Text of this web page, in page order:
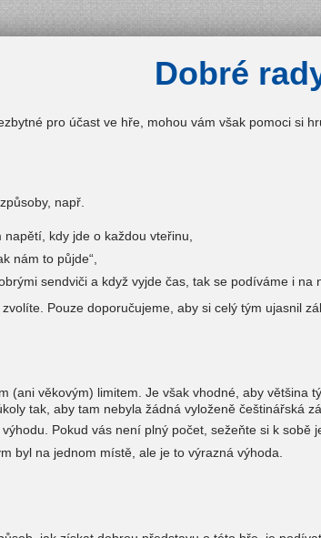
Dobré
pro účast ve hře, mohou vám však pomoci si
např.
kdy jde o každou vteřinu,
nám to půjde“,
sendviči a když vyjde čas, tak se podíváme i na
Pouze doporučujeme, aby si celý tým ujasnil
(ani věkovým) limitem. Je však vhodné, aby většina
tak, aby tam nebyla žádná vyloženě češtinářská
Pokud vás není plný počet, sežeňte si k sobě
byl na jednom místě, ale je to výrazná výhoda.